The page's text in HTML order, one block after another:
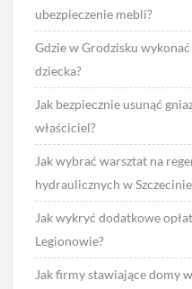
ubezpieczenie mebli?
Gdzie w Grodzisku
dziecka?
Jak bezpiecznie usunąć
właściciel?
Jak wybrać warsztat na
hydraulicznych w
Jak wykryć dodatkowe
Legionowie?
Jak firmy stawiające domy